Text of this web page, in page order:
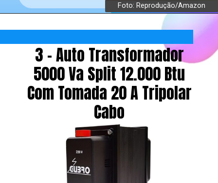
Foto: Reprodução/Amazon
3 - Auto Transformador
5000 Va Split 12.000 Btu
Com Tomada 20 A Tripolar
Cabo